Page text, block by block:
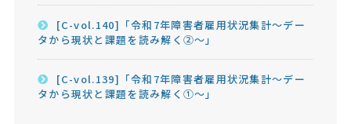
[C-vol.140]「令和7年障害者雇用状況集計～デー
タから現状と課題を読み解く②～」
[C-vol.139]「令和7年障害者雇用状況集計～デー
タから現状と課題を読み解く①～」